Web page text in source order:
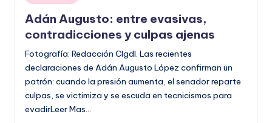
o
r
m
a
ti
v
en
Adán Augusto: entre evasivas,
contradicciones y culpas ajenas
Fotografía: Redacción CIgdl. Las recientes
declaraciones de Adán Augusto López confirman un
patrón: cuando la presión aumenta, el senador reparte
culpas, se victimiza y se escuda en tecnicismos para
evadirLeer Mas…